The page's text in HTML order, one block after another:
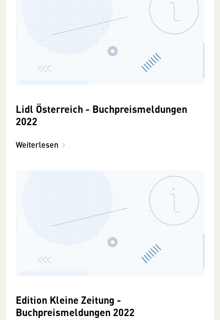
Lidl Österreich - Buchpreismeldungen
2022
Weiterlesen
Edition Kleine Zeitung -
Buchpreismeldungen 2022